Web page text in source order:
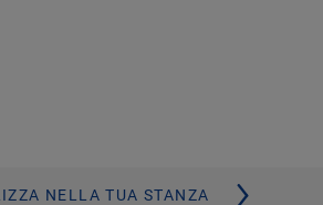
NELLA TUA STANZA